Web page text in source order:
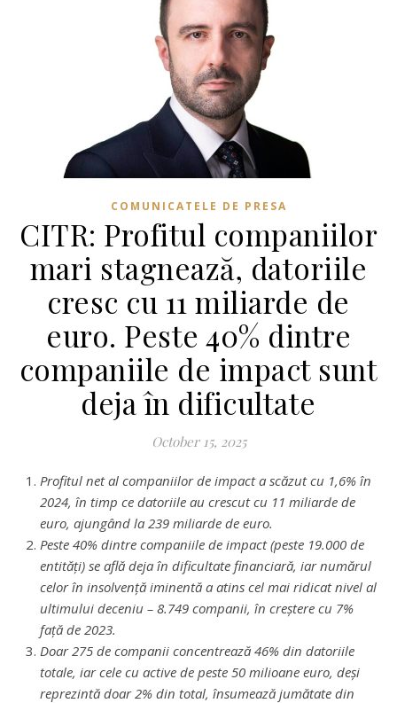
COMUNICATELE DE PRESA
CITR: Profitul companiilor
mari stagnează, datoriile
cresc cu 11 miliarde de
euro. Peste 40% dintre
companiile de impact sunt
deja în dificultate
October 15, 2025
Profitul net al companiilor de impact a scăzut cu 1,6% în
2024, în timp ce datoriile au crescut cu 11 miliarde de
euro, ajungând la 239 miliarde de euro.
Peste 40% dintre companiile de impact (peste 19.000 de
entități) se află deja în dificultate financiară, iar numărul
celor în insolvență iminentă a atins cel mai ridicat nivel al
ultimului deceniu – 8.749 companii, în creștere cu 7%
față de 2023.
Doar 275 de companii concentrează 46% din datoriile
totale, iar cele cu active de peste 50 milioane euro, deși
reprezintă doar 2% din total, însumează jumătate din